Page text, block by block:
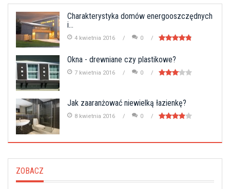
Charakterystyka domów energooszczędnych
i...
4 kwietnia 2016 0
Okna - drewniane czy plastikowe?
7 kwietnia 2016 0
Jak zaaranżować niewielką łazienkę?
8 kwietnia 2016 0
ZOBACZ